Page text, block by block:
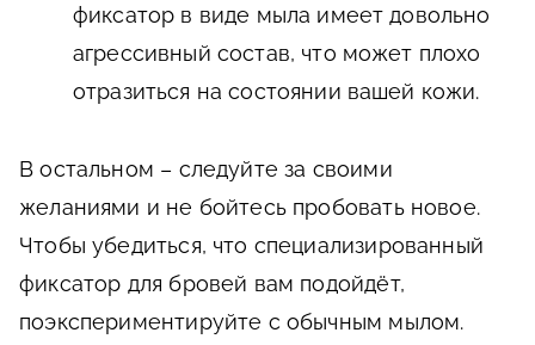
фиксатор в виде мыла имеет довольно
агрессивный состав, что может плохо
отразиться на состоянии вашей кожи.
В остальном – следуйте за своими
желаниями и не бойтесь пробовать новое.
Чтобы убедиться, что специализированный
фиксатор для бровей вам подойдёт,
поэкспериментируйте с обычным мылом.